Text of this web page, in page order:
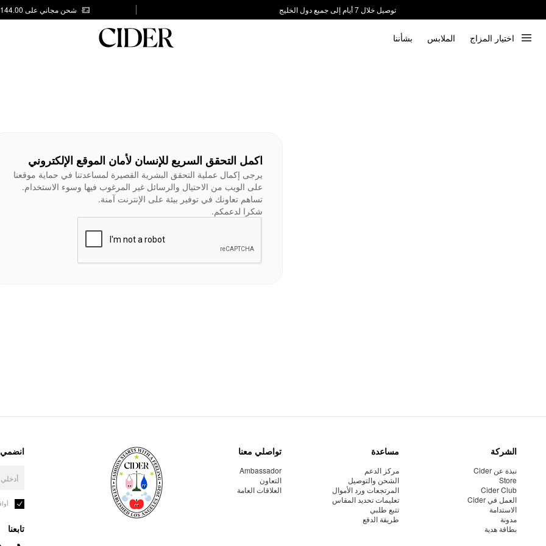
توصيل خلال 7 أيام إلى جميع دول الخليج
شحن مجاني على AED 144.00
اختيار المزاج الملابس بشأننا
اكمل التحقق السريع للإنسان لأمان الموقع الإلكتروني
يرجى إكمال عملية التحقق البشرية القصيرة لمساعدتنا في حماية موقعنا
على الويب من الاحتيال والرسائل غير المرغوب فيها وسوء الاستخدام.
تساهم تعاونك في توفير بيئة على الإنترنت آمنة.
شكرا لدعمكم.
الشركة
نبذة عن Cider
Store
Cider Club
العمل في Cider
الاستدامة
مدونة
بطاقة هدية
مساعدة
مركز الدعم
الشحن والتوصيل
المرتجعات ورد الأموال
تعليمات تحديد المقاس
تتبع طلبي
طريقة الدفع
تواصلي معنا
Ambassador
التعاون
العلاقات العامة
انضمي
تابعنا